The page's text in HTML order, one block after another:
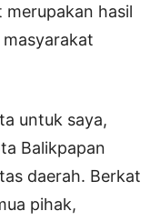
merupakan hasil
untuk saya,
Balikpapan
daerah. Berkat
pihak,